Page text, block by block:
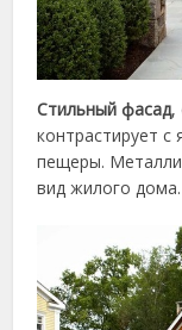
Стильный фасад,
контрастирует
пещеры.
вид жилого дома.